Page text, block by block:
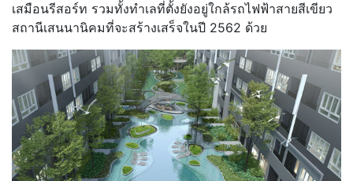
เสมือนรีสอร์ท รวมทั้งทำเลที่ตั้งยังอยู่ใกล้รถไฟฟ้าสายสีเขียว
สถานีเสนนานิคมที่จะสร้างเสร็จในปี 2562 ด้วย